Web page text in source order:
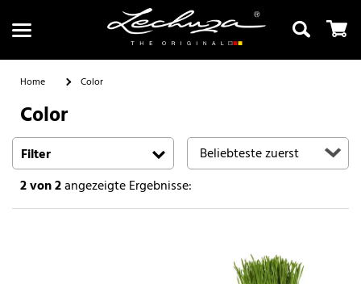
Suchen
Home Color
Color
Filter
2von 2angezeigte Ergebnisse: